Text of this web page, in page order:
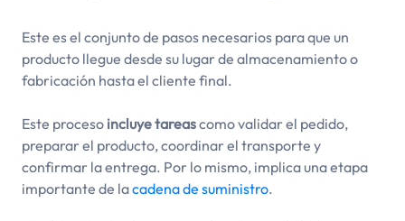
Este es el conjunto de pasos necesarios para que un
producto llegue desde su lugar de almacenamiento o
fabricación hasta el cliente final.
Este proceso incluye tareascomo validar el pedido,
preparar el producto, coordinar el transporte y
confirmar la entrega. Por lo mismo, implica una etapa
importante de lacadena de suministro.